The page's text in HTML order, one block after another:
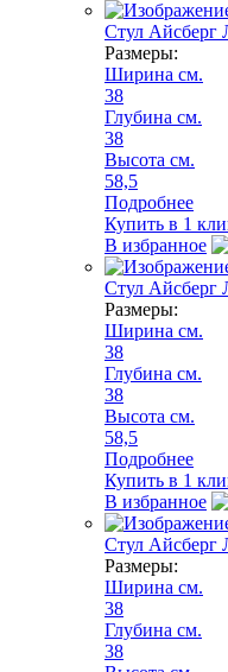
Стул Айсберг
Размеры:
Ширина см.
38
Глубина см.
38
Высота см.
58,5
Подробнее
Купить в 1
В избранное
Стул Айсберг
Размеры:
Ширина см.
38
Глубина см.
38
Высота см.
58,5
Подробнее
Купить в 1
В избранное
Стул Айсберг
Размеры:
Ширина см.
38
Глубина см.
38